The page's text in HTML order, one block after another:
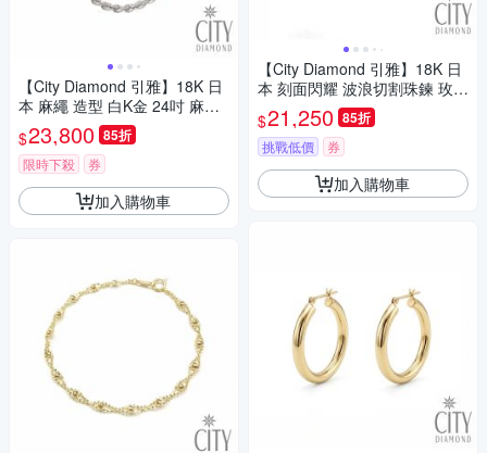
【City Diamond 引雅】18K 日
本 麻繩 造型 白K金 24吋 麻花
鍊(東京Yuki表參道系列)
$23,800 85折
限時下殺 券
加入購物車
【City Diamond 引雅】18K 日
本 刻面閃耀 波浪切割珠鍊 玫瑰
金 手鍊 (東京Yuki表參道系列)
$21,250 85折
挑戰低價 券
加入購物車